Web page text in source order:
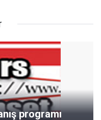
programı